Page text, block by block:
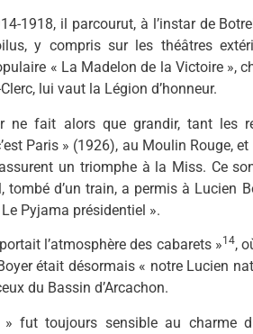
1918, il parcourut, à l’instar de
y compris sur les théâtres
« La Madelon de la Victoire »,
lui vaut la Légion d’honneur.
ne fait alors que gran­dir, tant les
Paris » (1926), au Moulin Rouge,
un triomphe à la Miss. Ce
tombé d’un train, a permis à Lucien
Pyjama présidentiel ».
l’atmosphère des cabarets »14,
était désormais « notre Lu­cien
du Bassin d’Arcachon.
» fut toujours sensible au charme